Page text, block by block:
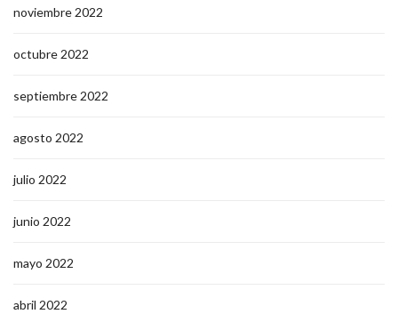
noviembre 2022
octubre 2022
septiembre 2022
agosto 2022
julio 2022
junio 2022
mayo 2022
abril 2022